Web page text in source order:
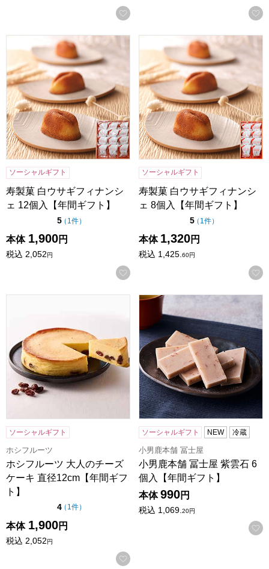
お気に入りに登録する
寿製菓 白ウサギフィナンシェ 12個入【年間ギフト】
ソーシャルギフト
寿製菓 白ウサギフィナンシ
ェ 12個入【年間ギフト】
5点（5点満点中）
（ 1件の評価
）
本体 1,900円
税込 2,052円
お気に入りに登録する
寿製菓 白ウサギフィナンシ
ソーシャルギフト
寿製菓 白ウサギフィナンシ
ェ 8個入【年間ギフト】
5点（5点満点中）
（ 1件の評価
）
本体 1,320円
税込 1,425.60円
ホシフルーツ 大人のチーズケーキ 直径12cm【年間ギフト】
ソーシャルギフト
ホシフルーツ
ホシフルーツ 大人のチーズ
ケーキ 直径12cm【年間ギフ
ト】
4点（5点満点中）
（ 1件の評価
）
本体 1,900円
税込 2,052円
お気に入りに登録する
小男鹿本舗 冨士屋 紫雲石 6
ソーシャルギフト NEW 冷蔵
小男鹿本舗 冨士屋
小男鹿本舗 冨士屋 紫雲石 6
個入【年間ギフト】
本体 990円
税込 1,069. 20円